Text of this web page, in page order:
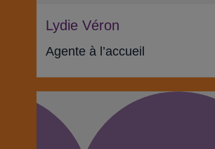
Lydie Véron
Agente à l’accueil